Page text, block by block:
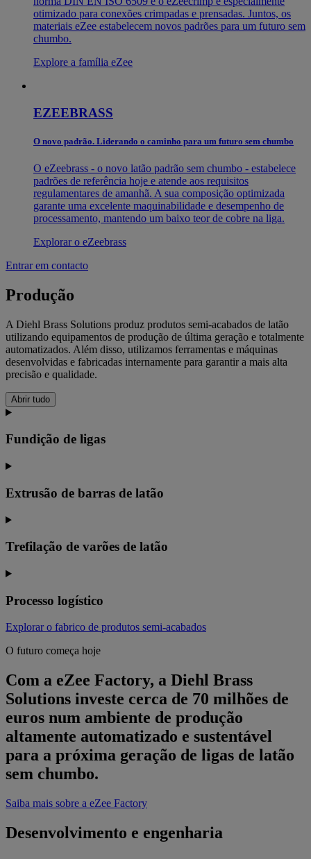
otimizado para conexões crimpadas e prensadas. Juntos, os
materiais eZee estabelecem novos padrões para um futuro sem
chumbo.
Explore a família eZee
EZEEBRASS
O novo padrão. Liderando o caminho para um futuro sem chumbo
O eZeebrass - o novo latão padrão sem chumbo - estabelece
padrões de referência hoje e atende aos requisitos
regulamentares de amanhã. A sua composição optimizada
garante uma excelente maquinabilidade e desempenho de
processamento, mantendo um baixo teor de cobre na liga.
Explorar o eZeebrass
Entrar em contacto
Produção
A Diehl Brass Solutions produz produtos semi-acabados de latão
utilizando equipamentos de produção de última geração e totalmente
automatizados. Além disso, utilizamos ferramentas e máquinas
desenvolvidas e fabricadas internamente para garantir a mais alta
precisão e qualidade.
Abrir tudo
Fundição de ligas
Extrusão de barras de latão
Trefilação de varões de latão
Processo logístico
Explorar o fabrico de produtos semi-acabados
O futuro começa hoje
Com a eZee Factory, a Diehl Brass
Solutions investe cerca de 70 milhões de
euros num ambiente de produção
altamente automatizado e sustentável
para a próxima geração de ligas de latão
sem chumbo.
Saiba mais sobre a eZee Factory
Desenvolvimento e engenharia